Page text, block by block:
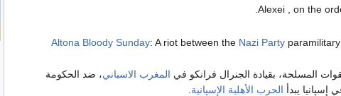
Alexei , on the
Altona Bloody Sunday: A riot between the Nazi Party
المسلحة، بقيادة الجنرال فرانكو في المغرب الاسباني، ضد الحكومة
إسپانيا يبدأ الحرب الأهلية الإسپانية